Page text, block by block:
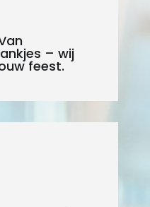
– wij
feest.